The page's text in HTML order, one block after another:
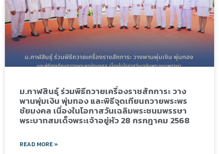
ม.กาฬสินธุ์ ร่วมพิธีถวายเครื่องราชสักการะ วาง
พานพุ่มเงิน พุ่มทอง และพิธีจุดเทียนถวายพระพร
ชัยมงคล เนื่องในโอกาสวันเฉลิมพระชนมพรรษา
พระบาทสมเด็จพระเจ้าอยู่หัว 28 กรกฎาคม 2568
READ MORE »